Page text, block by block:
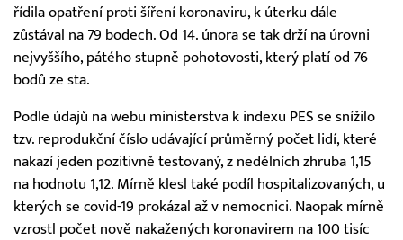
řídila opatření proti šíření koronaviru, k úterku dále
zůstával na 79 bodech. Od 14. února se tak drží na úrovni
nejvyššího, pátého stupně pohotovosti, který platí od 76
bodů ze sta.
Podle údajů na webu ministerstva k indexu PES se snížilo
tzv. reprodukční číslo udávající průměrný počet lidí, které
nakazí jeden pozitivně testovaný, z nedělních zhruba 1,15
na hodnotu 1,12. Mírně klesl také podíl hospitalizovaných, u
kterých se covid-19 prokázal až v nemocnici. Naopak mírně
vzrostl počet nově nakažených koronavirem na 100 tisíc